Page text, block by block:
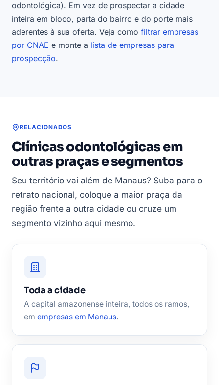
odontológica). Em vez de prospectar a cidade
inteira em bloco, parta do bairro e do porte mais
aderentes à sua oferta. Veja como filtrar empresas
por CNAE e monte a lista de empresas para
prospecção.
RELACIONADOS
Clínicas odontológicas em
outras praças e segmentos
Seu território vai além de Manaus? Suba para o
retrato nacional, coloque a maior praça da
região frente a outra cidade ou cruze um
segmento vizinho aqui mesmo.
Toda a cidade
A capital amazonense inteira, todos os ramos,
em empresas em Manaus.